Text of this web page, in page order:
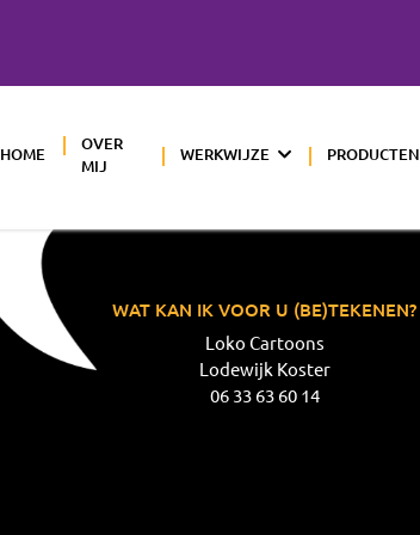
HOME
OVER
MIJ
WERKWIJZE PRODUCTEN
WAT KAN IK VOOR U (BE)TEKENEN?
Loko Cartoons
Lodewijk Koster
06 33 63 60 14